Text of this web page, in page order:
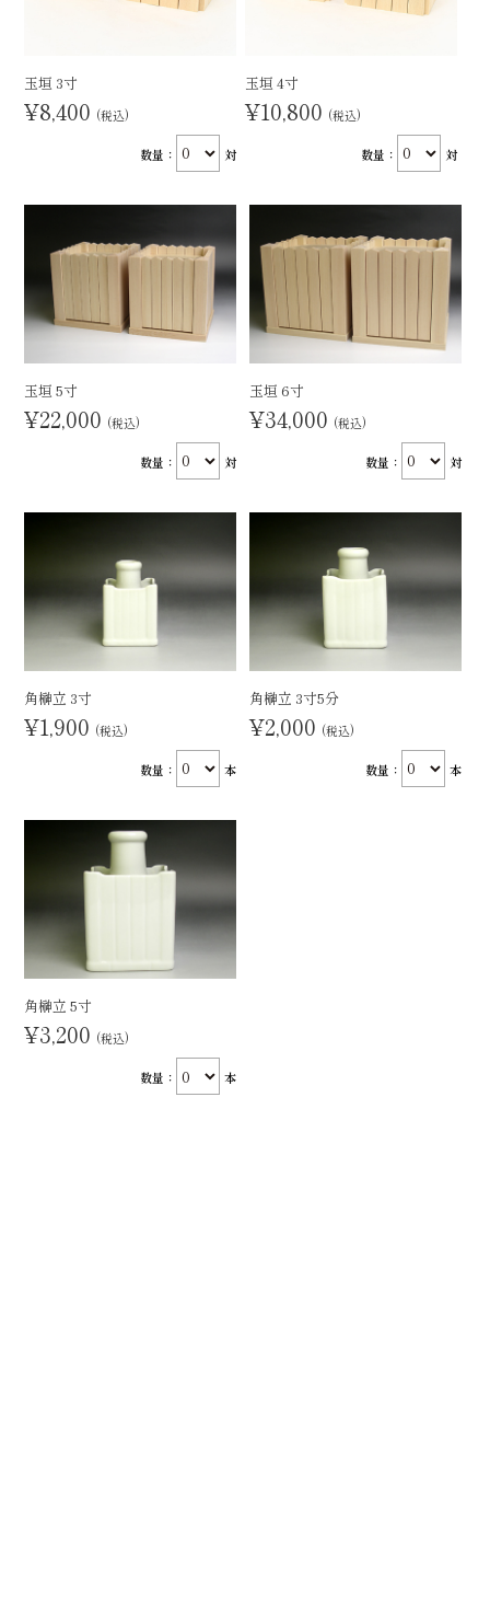
玉垣 3寸
¥8,400 (税込)
数量： 対
玉垣 4寸
¥10,800 (税込)
数量： 対
玉垣 5寸
¥22,000 (税込)
数量： 対
玉垣 6寸
¥34,000 (税込)
数量： 対
角榊立 3寸
¥1,900 (税込)
数量： 本
角榊立 3寸5分
¥2,000 (税込)
数量： 本
角榊立 5寸
¥3,200 (税込)
数量： 本